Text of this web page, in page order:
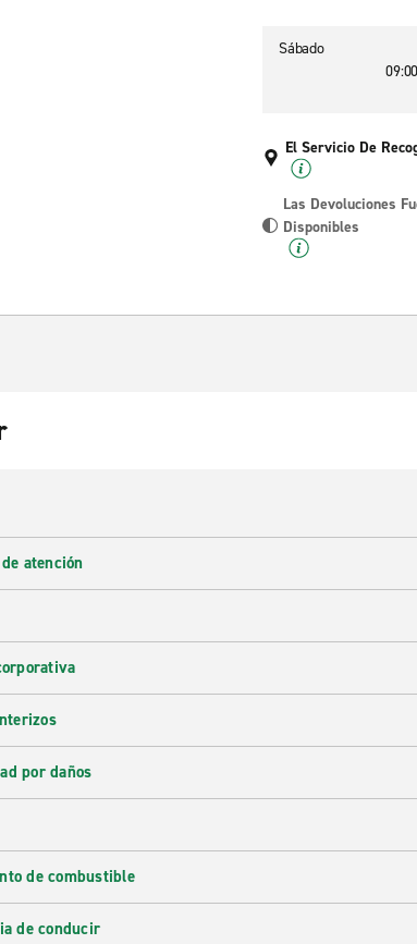
Sábado
El Servicio De
Las Devoluciones
Disponibles
atención
por daños
de combustible
de conducir